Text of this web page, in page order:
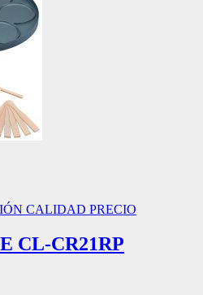
CALIDAD PRECIO
CL-CR21RPCookies analíticas